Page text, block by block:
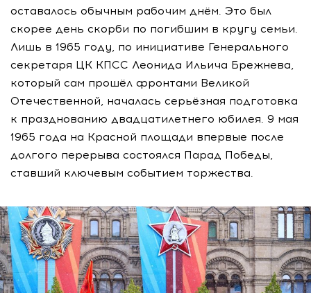
оставалось обычным рабочим днём. Это был
скорее день скорби по погибшим в кругу семьи.
Лишь в 1965 году, по инициативе Генерального
секретаря ЦК КПСС Леонида Ильича Брежнева,
который сам прошёл фронтами Великой
Отечественной, началась серьёзная подготовка
к празднованию двадцатилетнего юбилея. 9 мая
1965 года на Красной площади впервые после
долгого перерыва состоялся Парад Победы,
ставший ключевым событием торжества.